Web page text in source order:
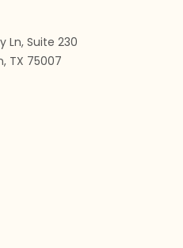
Ln, Suite 230
TX 75007